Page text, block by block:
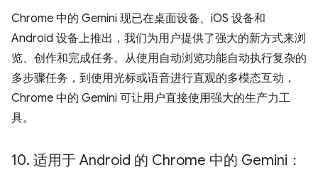
Chrome 中的 Gemini 现已在桌面设备、iOS 设备和
Android 设备上推出，我们为用户提供了强大的新方式来浏
览、创作和完成任务。从使用自动浏览功能自动执行复杂的
多步骤任务，到使用光标或语音进行直观的多模态互动，
Chrome 中的 Gemini 可让用户直接使用强大的生产力工
具。
10. 适用于 Android 的 Chrome 中的 Gemini：